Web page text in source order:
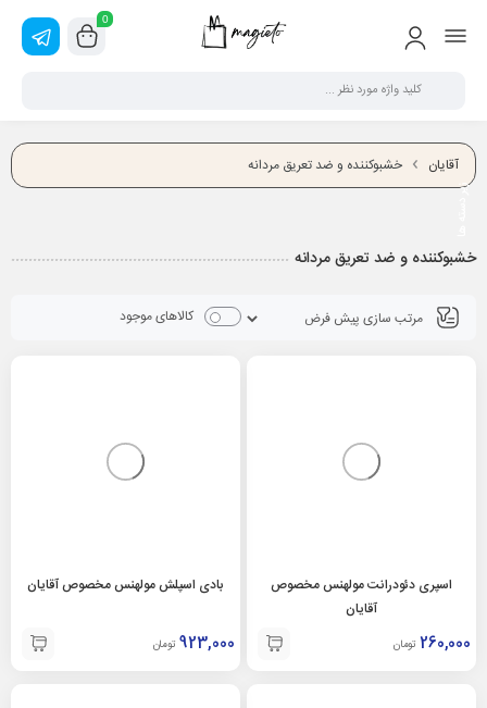
0
آقایان خشبوکننده و ضد تعریق مردانه
خشبوکننده و ضد تعریق مردانه
کالاهای موجود
اسپری دئودرانت مولهنس مخصوص
آقایان
260,000 تومان
بادی اسپلش مولهنس مخصوص آقایان
923,000 تومان